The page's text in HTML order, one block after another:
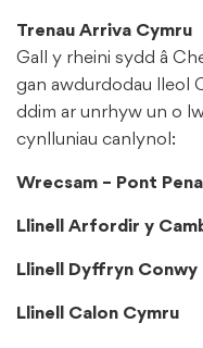
Trenau Arriva Cymru
Gall y rheini sydd â
gan awdurdodau lleol
ddim ar unrhyw un o
cynlluniau canlynol:
Wrecsam – Pont
Llinell Arfordir y
Llinell Dyffryn Conwy
Llinell Calon Cymru